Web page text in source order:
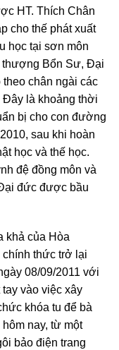
HT. Thích Chân
cho thế phát xuất
học tại sơn môn
thượng Bổn Sư, Đại
chân ngài các
là khoảng thời
bị cho con đường
sau khi hoàn
học và thế học.
đệ đồng môn và
đức được bầu
khả của Hòa
thức trở lại
08/09/2011 với
vào việc xây
khóa tu để bà
nay, từ một
bảo điện trang